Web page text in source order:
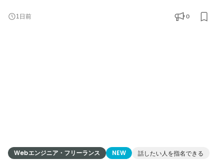
Ruby・Python等、Web系の学習経験がある方 - 「テスト案件では
なく、開発がしたい」と考えている方 - 異業種からのキャリアチ
1日前 0
Webエンジニア・フリーランス NEW 話したい人を指名できる